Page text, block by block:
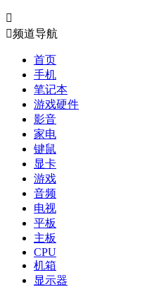

频道导航
首页
手机
笔记本
游戏硬件
影音
家电
键鼠
显卡
游戏
音频
电视
平板
主板
CPU
机箱
显示器